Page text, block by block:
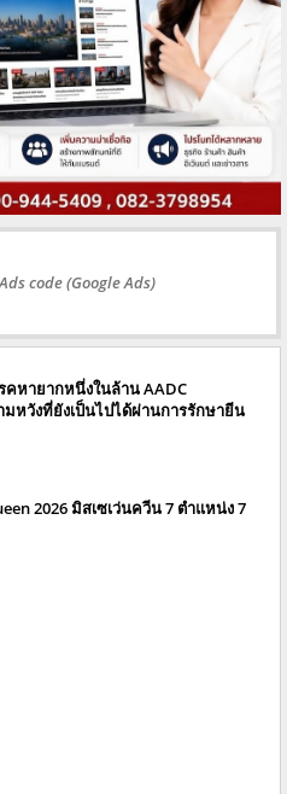
code (Google Ads)
คหายากหนึ่งในล้าน AADC
มหวังที่ยังเป็นไปได้ผ่านการรักษายีน
2026 มิสเซเว่นควีน 7 ตำแหน่ง 7